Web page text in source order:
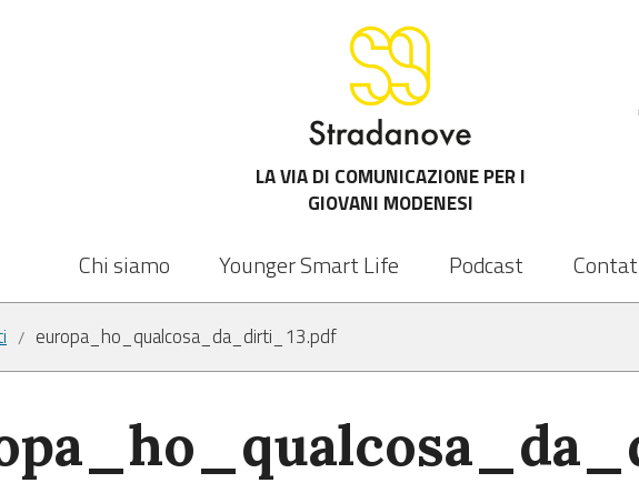
LA VIA DI COMUNICAZIONE PER I
GIOVANI MODENESI
Chi siamo Younger Smart Life Podcast
/ europa_ho_qualcosa_da_dirti_13.pdf